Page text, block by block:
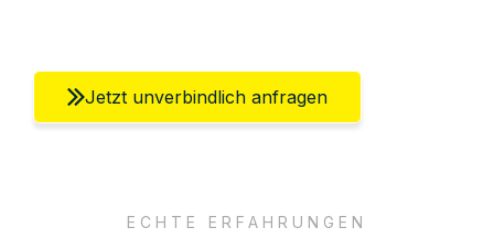
Jetzt unverbindlich anfragen
ECHTE ERFAHRUNGEN